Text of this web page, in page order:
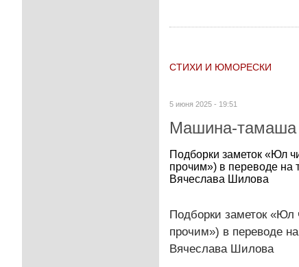
СТИХИ И ЮМОРЕСКИ
5 июня 2025 - 19:51
Машина-
Подборки заметок «Юл
прочим») в переводе на
Вячеслава Шилова
Подборки заметок «Юл
прочим») в переводе
Вячеслава Шилова